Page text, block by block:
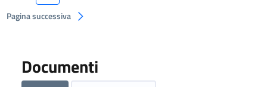
Pagina successiva
Documenti